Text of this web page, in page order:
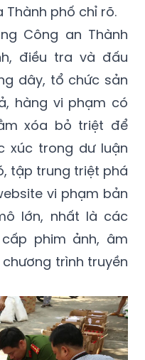
Thành phố chỉ rõ.
Công an Thành
điều tra và đấu
dây, tổ chức sản
hàng vi phạm có
xóa bỏ triệt để
xúc trong dư luận
tập trung triệt phá
vi phạm bản
lớn, nhất là các
phim ảnh, âm
trình truyền